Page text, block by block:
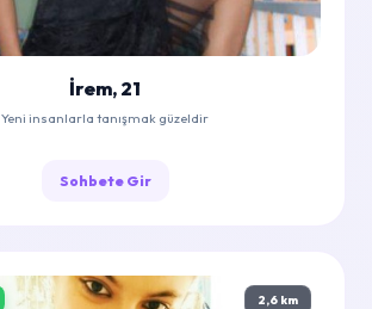
İrem, 21
Yeni insanlarla tanışmak güzeldir
Sohbete Gir
2,6 km